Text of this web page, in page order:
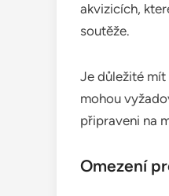
akvizicích,
soutěže.
Je důležité mít
mohou
připraveni na
Omezení